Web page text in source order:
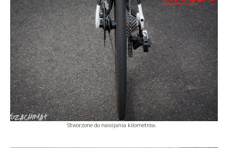
Stworzone do nawijania kilometrów.